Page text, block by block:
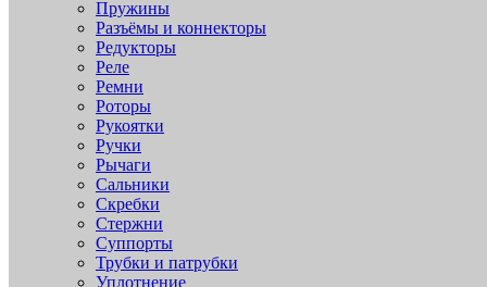
Пружины
Разъёмы и коннекторы
Редукторы
Реле
Ремни
Роторы
Рукоятки
Ручки
Рычаги
Сальники
Скребки
Стержни
Суппорты
Трубки и патрубки
Уплотнение